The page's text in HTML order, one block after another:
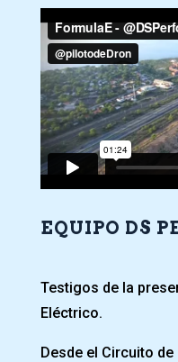
EQUIPO DS
Testigos de la
Eléctrico.
Desde el Circuito